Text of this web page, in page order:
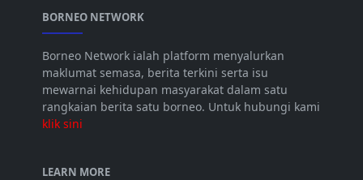
BORNEO NETWORK
Borneo Network ialah platform menyalurkan
maklumat semasa, berita terkini serta isu
mewarnai kehidupan masyarakat dalam satu
rangkaian berita satu borneo. Untuk hubungi kami
klik sini
LEARN MORE